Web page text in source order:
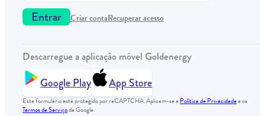
Entrar Criar contaRecuperar acesso
Descarregue a aplicação móvel Goldenergy
Google Play App Store
Este formulário está protegido por reCAPTCHA. Aplicam-se a Política de Privacidadee os
Termos de Serviçoda Google.